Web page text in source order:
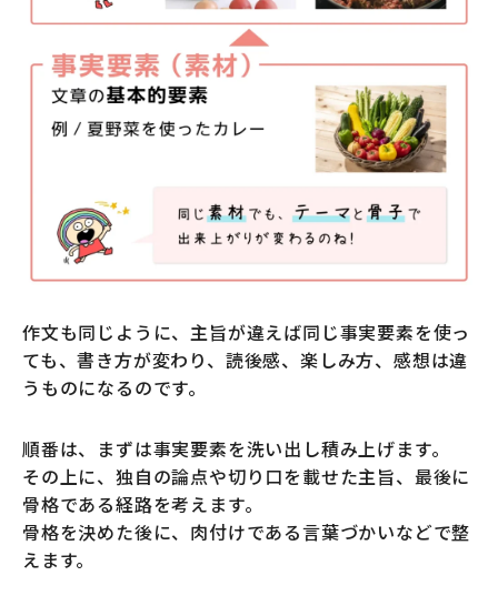
作文も同じように、主旨が違えば同じ事実要素を使っ
ても、書き方が変わり、読後感、楽しみ方、感想は違
うものになるのです。
順番は、まずは事実要素を洗い出し積み上げます。
その上に、独自の論点や切り口を載せた主旨、最後に
骨格である経路を考えます。
骨格を決めた後に、肉付けである言葉づかいなどで整
えます。